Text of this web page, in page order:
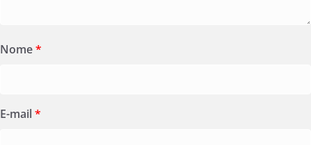
Nome*
E-mail*